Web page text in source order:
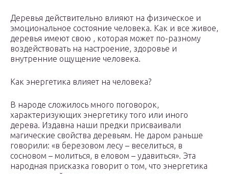
Деревья действительно влияют на физическое и
эмоциональное состояние человека. Как и все живое,
деревья имеют свою , которая может по-разному
воздействовать на настроение, здоровье и
внутренние ощущение человека.
Как энергетика влияет на человека?
В народе сложилось много поговорок,
характеризующих энергетику того или иного
дерева. Издавна наши предки присваивали
магические свойства деревьям. Не даром раньше
говорили: «в березовом лесу – веселиться, в
сосновом – молиться, в еловом – удавиться». Эта
народная присказка говорит о том, что энергетика